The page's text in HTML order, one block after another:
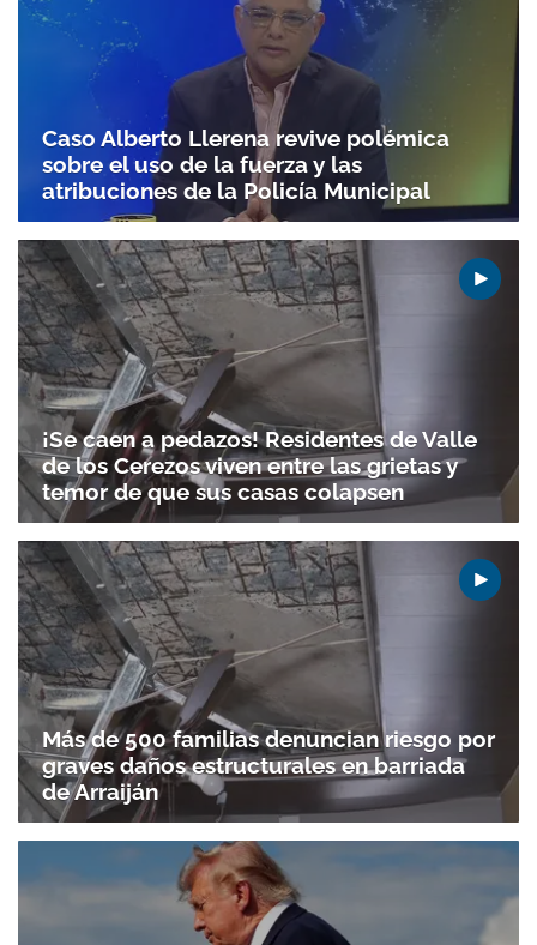
Caso Alberto Llerena revive polémica
sobre el uso de la fuerza y las
atribuciones de la Policía Municipal
¡Se caen a pedazos! Residentes de Valle
de los Cerezos viven entre las grietas y
temor de que sus casas colapsen
Más de 500 familias denuncian riesgo por
graves daños estructurales en barriada
de Arraiján